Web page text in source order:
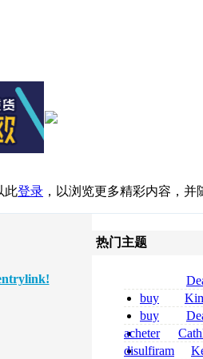
此登录 ，以浏览更多精彩内容，
热门主题
tizanidine
sans
buy
zolpidem usa
buy
pregabalin 300
pregabalin 300
acheter
dapsone site
disulfiram